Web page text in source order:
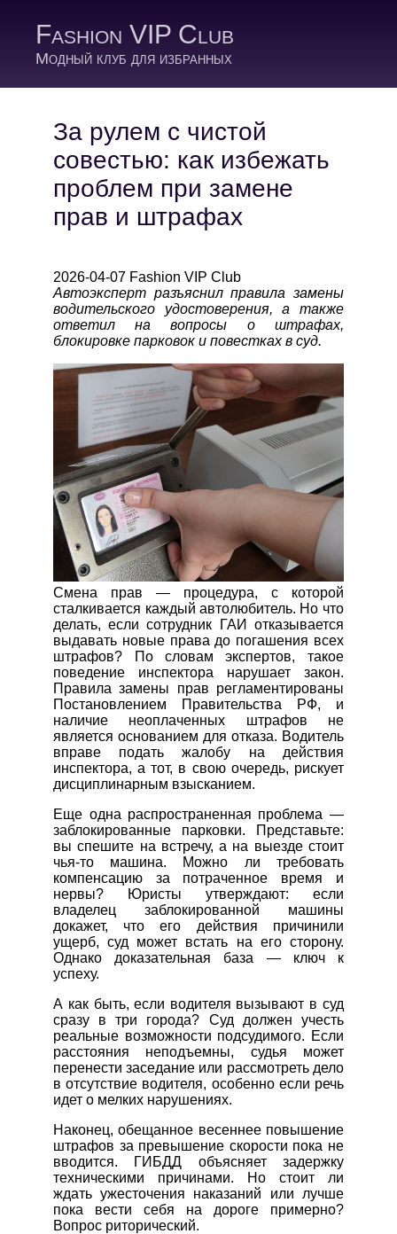
Fashion VIP Club
Модный клуб для избранных
За рулем с чистой
совестью: как избежать
проблем при замене
прав и штрафах
2026-04-07 Fashion VIP Club
Автоэксперт разъяснил правила замены
водительского удостоверения, а также
ответил на вопросы о штрафах,
блокировке парковок и повестках в суд.
Смена прав — процедура, с которой
сталкивается каждый автолюбитель. Но что
делать, если сотрудник ГАИ отказывается
выдавать новые права до погашения всех
штрафов? По словам экспертов, такое
поведение инспектора нарушает закон.
Правила замены прав регламентированы
Постановлением Правительства РФ, и
наличие неоплаченных штрафов не
является основанием для отказа. Водитель
вправе подать жалобу на действия
инспектора, а тот, в свою очередь, рискует
дисциплинарным взысканием.
Еще одна распространенная проблема —
заблокированные парковки. Представьте:
вы спешите на встречу, а на выезде стоит
чья-то машина. Можно ли требовать
компенсацию за потраченное время и
нервы? Юристы утверждают: если
владелец заблокированной машины
докажет, что его действия причинили
ущерб, суд может встать на его сторону.
Однако доказательная база — ключ к
успеху.
А как быть, если водителя вызывают в суд
сразу в три города? Суд должен учесть
реальные возможности подсудимого. Если
расстояния неподъемны, судья может
перенести заседание или рассмотреть дело
в отсутствие водителя, особенно если речь
идет о мелких нарушениях.
Наконец, обещанное весеннее повышение
штрафов за превышение скорости пока не
вводится. ГИБДД объясняет задержку
техническими причинами. Но стоит ли
ждать ужесточения наказаний или лучше
пока вести себя на дороге примерно?
Вопрос риторический.